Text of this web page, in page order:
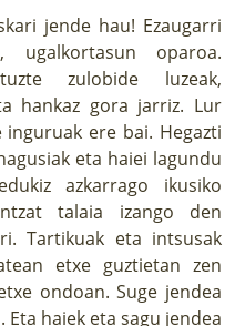
jende hau! Ezaugarri
ugalkortasun oparoa.
zulobide luzeak,
hankaz gora jarriz. Lur
ere bai. Hegazti
eta haiei lagundu
azkarrago ikusiko
talaia izango den
Tartikuak eta intsusak
etxe guztietan zen
ondoan. Suge jendea
haiek eta sagu jendea